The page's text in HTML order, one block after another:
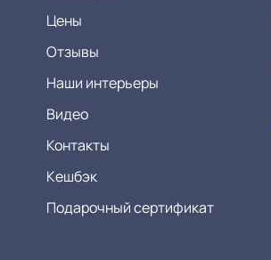
Цены
Отзывы
Наши интерьеры
Видео
Контакты
Кешбэк
Подарочный сертификат